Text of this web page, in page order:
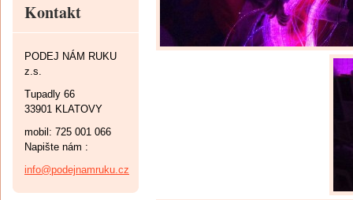
Kontakt
PODEJ NÁM RUKU
z.s.
Tupadly 66
33901 KLATOVY
mobil: 725 001 066
Napište nám :
info@podejnamruku.cz